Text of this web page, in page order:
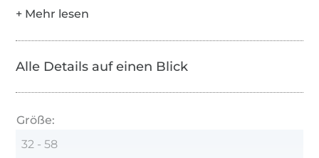
Alle Details auf einen Blick
Größe:
32 - 58